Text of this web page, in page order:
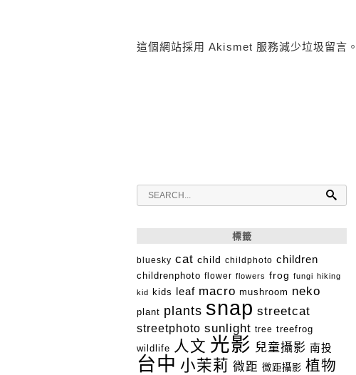
這個網站採用 Akismet 服務減少垃圾留言
標籤
bluesky cat child childphoto children
childrenphoto flower flowers frog fungi hiking
kid
kids leaf macro mushroom neko
plant plants snap streetcat
streetphoto sunlight tree treefrog
wildlife 人文 光影 兒童攝影 南投
台中 小茉莉 微距 微距攝影 植物